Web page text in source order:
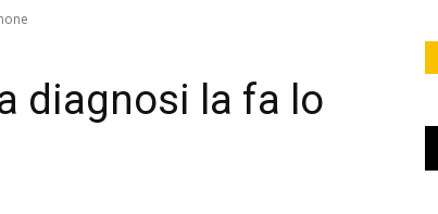
diagnosi la fa lo